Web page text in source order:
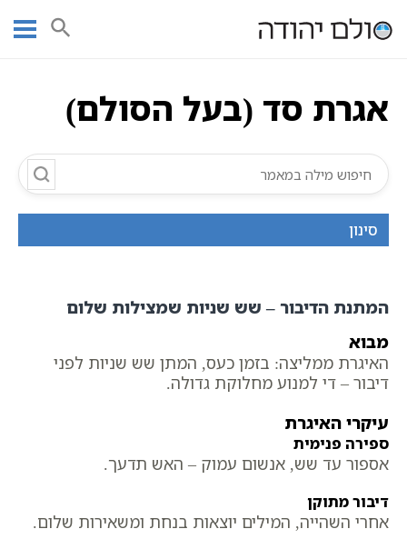
עמוד ראשי אוצר הכתבים
כתבי בעל הסולם
כתבי חסידות אשלג אגרת סד (בעל הסולם)
אגרת סד (בעל הסולם)
המתנת הדיבור – שש שניות שמצילות שלום
מבוא
האיגרת ממליצה: בזמן כעס, המתן שש שניות לפני
דיבור – די למנוע מחלוקת גדולה.
עיקרי האיגרת
ספירה פנימית
אספור עד שש, אנשום עמוק – האש תדעך.
דיבור מתוקן
אחרי השהייה, המילים יוצאות בנחת ומשאירות שלום.
סינון